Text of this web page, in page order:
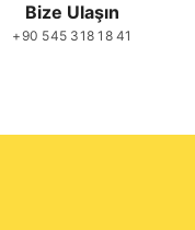
Bize Ulaşın
+90 545 318 18 41